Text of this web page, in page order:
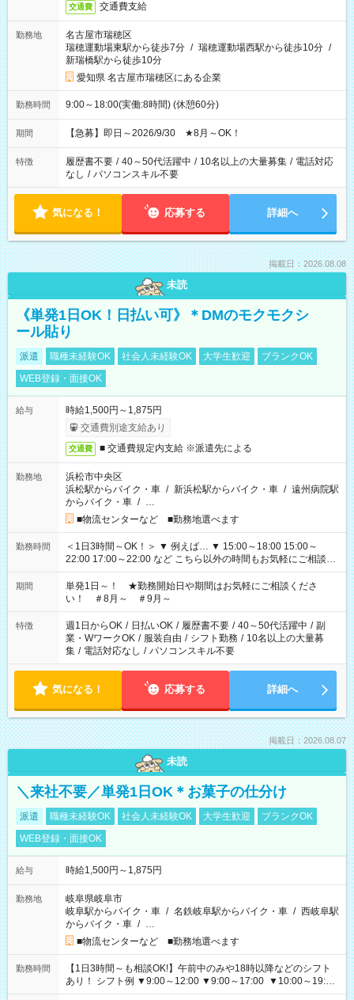
交通費 交通費支給
勤務地
名古屋市瑞穂区
瑞穂運動場東駅から徒歩7分 / 瑞穂運動場西駅から徒歩10分 /
新瑞橋駅から徒歩10分
愛知県 名古屋市瑞穂区にある企業
勤務時間 9:00～18:00(実働:8時間) (休憩60分)
期間 【急募】即日～2026/9/30 ★8月～OK！
特徴 履歴書不要 / 40～50代活躍中 / 10名以上の大量募集 / 電話対応
なし / パソコンスキル不要
気になる！ 応募する 詳細へ
掲載日：2026.08.08
未読
《単発1日OK！日払い可》＊DMのモクモクシ
ール貼り
派遣 職種未経験OK 社会人未経験OK 大学生歓迎
ブランクOK
WEB登録・面接OK
給与
時給1,500円～1,875円
交通費別途支給あり
交通費 ■ 交通費規定内支給 ※派遣先による
勤務地
浜松市中央区
浜松駅からバイク・車 / 新浜松駅からバイク・車 / 遠州病院駅
からバイク・車 / …
■物流センターなど ■勤務地選べます
勤務時間
＜1日3時間～OK！＞ ▼ 例えば… ▼ 15:00～18:00 15:00～
22:00 17:00～22:00 など こちら以外の時間もお気軽にご相談く
ださい！
期間
単発1日～！ ★勤務開始日や期間はお気軽にご相談くださ
い！ ＃8月～ ＃9月～
特徴 週1日からOK / 日払いOK / 履歴書不要 / 40～50代活躍中 / 副
業・WワークOK / 服装自由 / シフト勤務 / 10名以上の大量募
集 / 電話対応なし / パソコンスキル不要
気になる！ 応募する 詳細へ
掲載日：2026.08.07
未読
＼来社不要／単発1日OK＊お菓子の仕分け
派遣 職種未経験OK 社会人未経験OK 大学生歓迎
ブランクOK
WEB登録・面接OK
給与 時給1,500円～1,875円
勤務地
岐阜県岐阜市
岐阜駅からバイク・車 / 名鉄岐阜駅からバイク・車 / 西岐阜駅
からバイク・車 / …
■物流センターなど ■勤務地選べます
勤務時間
【1日3時間～も相談OK!】午前中のみや18時以降などのシフト
あり！ シフト例 ▼9:00～12:00 ▼9:00～17:00 ▼10:00～19:00
▼18:00～21:00